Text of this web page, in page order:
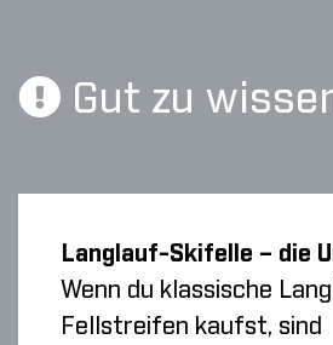
Gut zu
Langlauf-Skifelle – die
Wenn du klassische
Fellstreifen kaufst, sind